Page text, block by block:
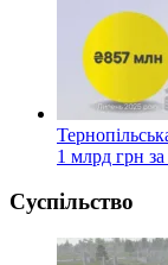
1 млрд грн
Суспільство